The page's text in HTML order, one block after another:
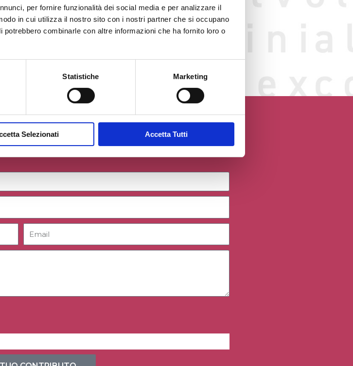
per fornire funzionalità dei social media e per analizzare il
in cui utilizza il nostro sito con i nostri partner che si occupano
combinarle con altre informazioni che ha fornito loro o
Statistiche Marketing
Selezionati Accetta Tutti
INVIA MESSAGGIO